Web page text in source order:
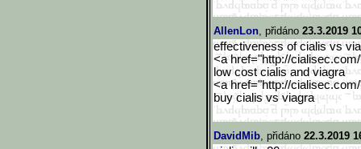
AllenLon, přidáno 23.3.2019
effectiveness of cialis vs
<a href="http://
low cost cialis and viagra
<a href="http://
buy cialis vs viagra
DavidMib, přidáno 22.3.2019